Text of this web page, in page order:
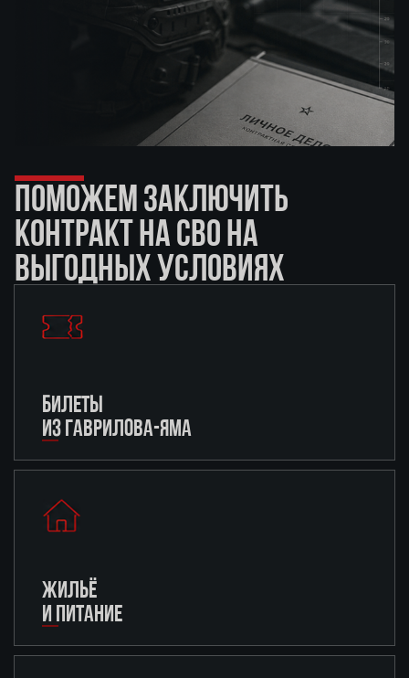
ПОМОЖЕМ ЗАКЛЮЧИТЬ
КОНТРАКТ НА СВО НА
ВЫГОДНЫХ УСЛОВИЯХ
БИЛЕТЫ
ИЗ ГАВРИЛОВА-ЯМА
ЖИЛЬЁ
И ПИТАНИЕ